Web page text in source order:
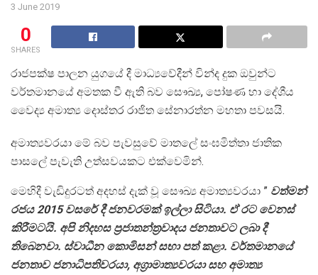
3 June 2019
0
SHARES
රාජපක්ෂ පාලන යුගයේ දී මාධ්‍යවේදීන් වින්ද දුක ඔවුන්ට
වර්තමානයේ අමතක වී ඇති බව සෞඛ්‍ය, පෝෂණ හා දේශීය
වෛද්‍ය අමාත්‍ය දොස්තර රාජිත සේනාරත්න මහතා පවසයි.
අමාත්‍යවරයා මේ බව පැවසුවේ මාතලේ සංඝමිත්තා ජාතික
පාසලේ පැවැති උත්සවයකට එක්වෙමින්.
මෙහිදී වැඩිදුරටත් අදහස් දැක් වූ සෞඛ්‍ය අමාත්‍යවරයා ” වත්මන්
රජය 2015 වසරේ දී ජනවරමක් ඉල්ලා සිටියා. ඒ රට වෙනස්
කිරීමටයි. අපි නිදහස ප්‍රජාතන්ත්‍රවාදය ජනතාවට ලබා දී
තිබෙනවා. ස්වාධීන කොමිසන් සභා පත් කළා. වර්තමානයේ
ජනතාව ජනාධිපතිවරයා, අග්‍රාමාත්‍යවරයා සහ අමාත්‍ය